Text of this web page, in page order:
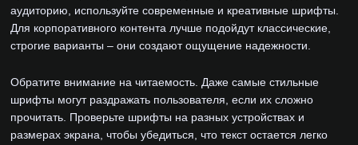
аудиторию, используйте современные и креативные шрифты.
Для корпоративного контента лучше подойдут классические,
строгие варианты – они создают ощущение надежности.
Обратите внимание на читаемость. Даже самые стильные
шрифты могут раздражать пользователя, если их сложно
прочитать. Проверьте шрифты на разных устройствах и
размерах экрана, чтобы убедиться, что текст остается легко